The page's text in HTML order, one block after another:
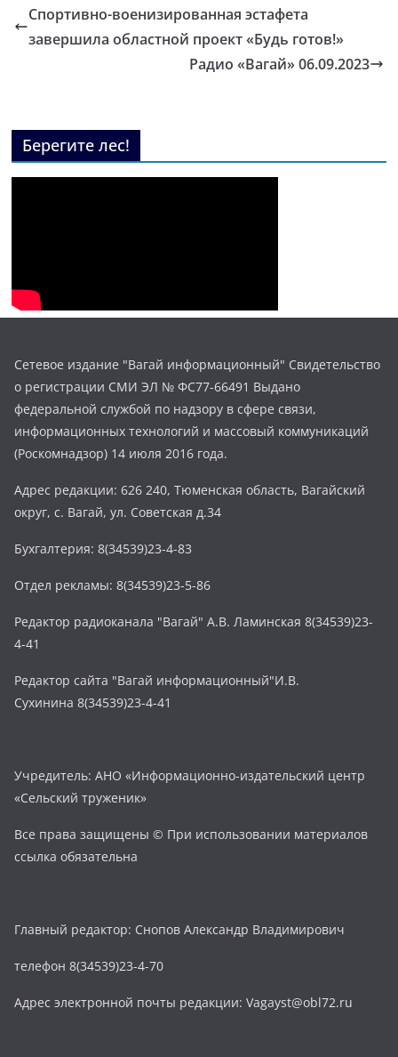
Спортивно-военизированная эстафета
завершила областной проект «Будь готов!»
Радио «Вагай» 06.09.2023
Берегите лес!
Сетевое издание "Вагай информационный" Свидетельство
о регистрации СМИ ЭЛ № ФС77-66491 Выдано
федеральной службой по надзору в сфере связи,
информационных технологий и массовый коммуникаций
(Роскомнадзор) 14 июля 2016 года.
Адрес редакции: 626 240, Тюменская область, Вагайский
округ, с. Вагай, ул. Советская д.34
Бухгалтерия: 8(34539)23-4-83
Отдел рекламы: 8(34539)23-5-86
Редактор радиоканала "Вагай" А.В. Ламинская 8(34539)23-
4-41
Редактор сайта "Вагай информационный"И.В.
Сухинина 8(34539)23-4-41
Учредитель: АНО «Информационно-издательский центр
«Сельский труженик»
Все права защищены © При использовании материалов
ссылка обязательна
Главный редактор: Снопов Александр Владимирович
телефон 8(34539)23-4-70
Адрес электронной почты редакции: Vagayst@obl72.ru